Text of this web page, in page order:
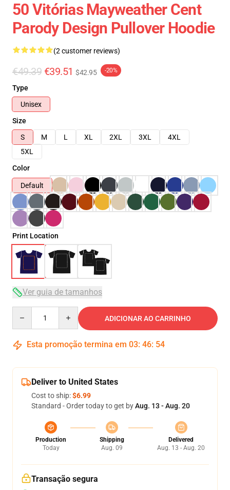
50 Vitórias Mayweather Cent
Parody Design Pullover Hoodie
(2 customer reviews)
€49.39 €39.51 $42.95 -20%
Type
Unisex
Size
S
M L XL 2XL 3XL
4XL
5XL
Color
Default
Print Location
Ver guia de tamanhos
ADICIONAR AO CARRINHO
Esta promoção termina em 03: 46: 54
Deliver to United States
Cost to ship:$6.99
Standard - Order today to get byAug. 13 - Aug. 20
Production
Today
Shipping
Aug. 09
Delivered
Aug. 13 - Aug. 20
Transação segura